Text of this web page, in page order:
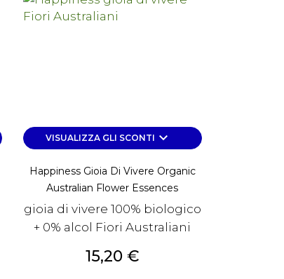
VISUALIZZA GLI SCONTI keyboard_arrow_down
Happiness Gioia Di Vivere Organic
Australian Flower Essences
gioia di vivere 100% biologico
+ 0% alcol Fiori Australiani
Prezzo
15,20 €